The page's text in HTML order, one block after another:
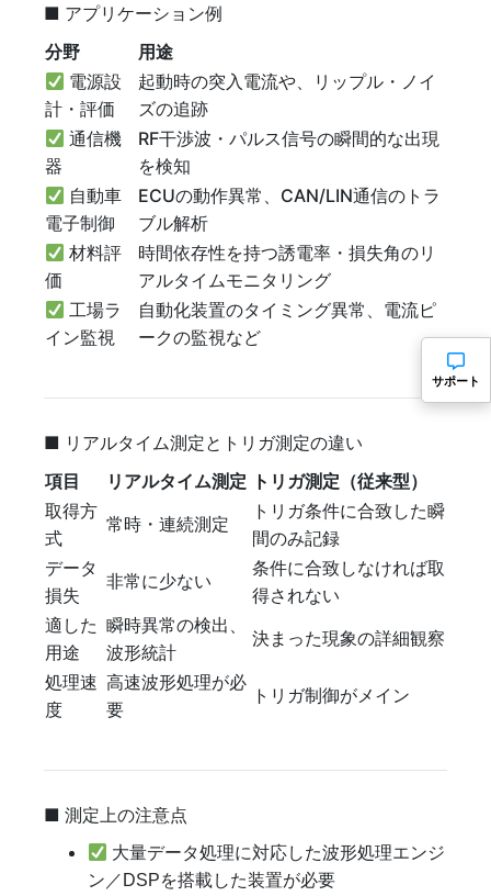
■ アプリケーション例
分野
用途
電源設
計・評価
起動時の突入電流や、リップル・ノイ
ズの追跡
通信機
器
RF干渉波・パルス信号の瞬間的な出現
を検知
自動車
電子制御
ECUの動作異常、CAN/LIN通信のトラ
ブル解析
材料評
価
時間依存性を持つ誘電率・損失角のリ
アルタイムモニタリング
工場ラ
イン監視
自動化装置のタイミング異常、電流ピ
ークの監視など
■ リアルタイム測定とトリガ測定の違い
項目
リアルタイム測定 トリガ測定（従来型）
取得方
式
常時・連続測定
トリガ条件に合致した瞬
間のみ記録
データ
損失
非常に少ない
条件に合致しなければ取
得されない
適した
用途
瞬時異常の検出、
波形統計
決まった現象の詳細観察
処理速
度
高速波形処理が必
要
トリガ制御がメイン
■ 測定上の注意点
大量データ処理に対応した波形処理エンジ
ン／DSPを搭載した装置が必要
サポート